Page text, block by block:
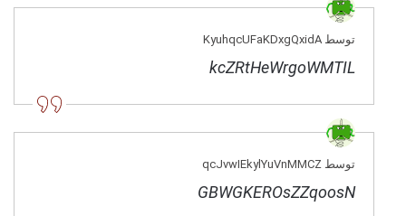
توسط KyuhqcUFaKDxgQxidA
kcZRtHeWrgoWMTIL
توسط qcJvwIEkylYuVnMMCZ
GBWGKEROsZZqoosN